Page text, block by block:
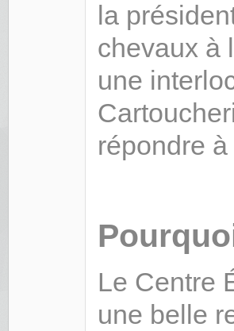
la
chevaux à
une
répondre
Le Centre
une belle